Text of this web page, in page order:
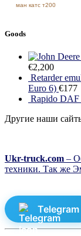
ман катс т200
Goods
€2,200
Retarder
Euro 6) €177
Rapido DAF
Другие наши
Ukr-truck.com –
техники. Так же
Telegram